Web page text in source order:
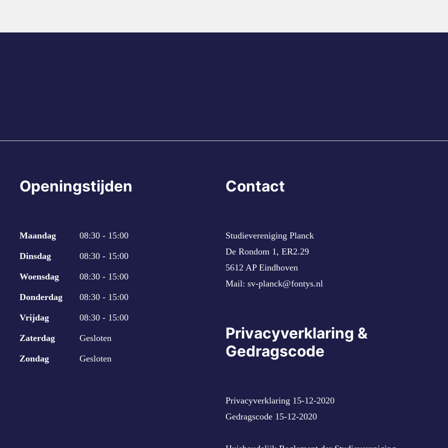
Openingstijden
Maandag 08:30 - 15:00
Dinsdag 08:30 - 15:00
Woensdag 08:30 - 15:00
Donderdag 08:30 - 15:00
Vrijdag 08:30 - 15:00
Zaterdag Gesloten
Zondag Gesloten
Contact
Studievereniging Planck
De Rondom 1, ER2.29
5612 AP Eindhoven
Mail: sv-planck@fontys.nl
Privacyverklaring &
Gedragscode
Privacyverklaring 15-12-2020
Gedragscode 15-12-2020